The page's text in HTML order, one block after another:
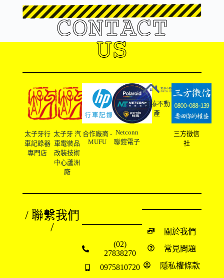
CONTACT
US
太子牙行
車記錄器
專門店
太子牙 汽
車電裝品
改裝技術
中心蘆洲
廠
合作廠商 -
MUFU
Netconn
聯鎧電子
友溙不動
產
三方徵信
社
/ 聯繫我們
/
(02)
27838270
0975810720
關於我們
常見問題
隱私權條款